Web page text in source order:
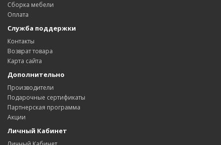
Сборка мебели
Оплата
Служба поддержки
Контакты
Возврат товара
Карта сайта
Дополнительно
Производители
Подарочные сертификаты
Партнерская программа
Акции
Личный Кабинет